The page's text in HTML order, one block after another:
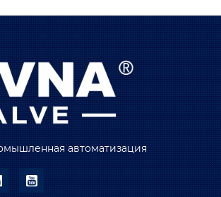
автоматизация
